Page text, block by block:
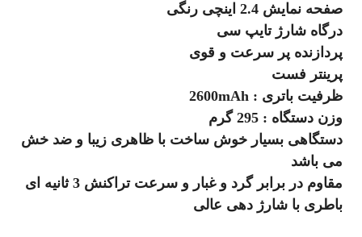
صفحه نمایش 2.4 اینچی رنگی
درگاه شارژ تایپ سی
پردازنده پر سرعت و قوی
پرینتر فست
ظرفیت باتری : 2600mAh
وزن دستگاه : 295 گرم
دستگاهی بسیار خوش ساخت با ظاهری زیبا و ضد خش
می باشد
مقاوم در برابر گرد و غبار و سرعت تراکنش 3 ثانیه ای
باطری با شارژ دهی عالی